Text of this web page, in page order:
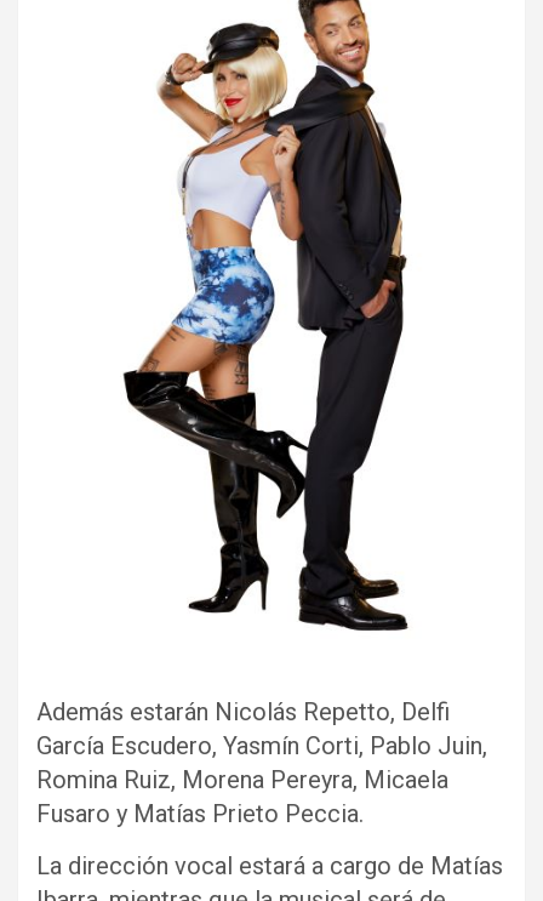
Además estarán Nicolás Repetto, Delfi
García Escudero, Yasmín Corti, Pablo Juin,
Romina Ruiz, Morena Pereyra, Micaela
Fusaro y Matías Prieto Peccia.
La dirección vocal estará a cargo de Matías